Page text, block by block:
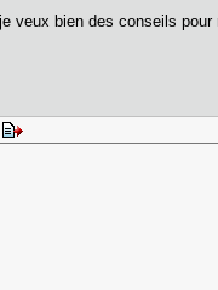
veux bien des conseils